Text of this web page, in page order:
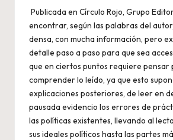
Publicada en Círculo Rojo, Grupo
encontrar, según las palabras del
densa, con mucha información, pero
detalle paso a paso para que sea
que en ciertos puntos requiere pensar
comprender lo leído, ya que esto
explicaciones posteriores, de leer en
pausada evidencio los errores de
las políticas existentes, llevando al
sus ideales políticos hasta las partes